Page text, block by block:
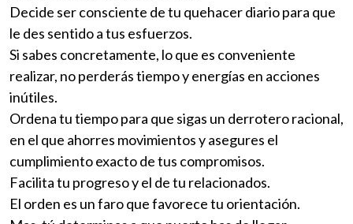
Decide ser consciente de tu quehacer diario para que
le des sentido a tus esfuerzos.
Si sabes concretamente, lo que es conveniente
realizar, no perderás tiempo y energías en acciones
inútiles.
Ordena tu tiempo para que sigas un derrotero racional,
en el que ahorres movimientos y asegures el
cumplimiento exacto de tus compromisos.
Facilita tu progreso y el de tu relacionados.
El orden es un faro que favorece tu orientación.